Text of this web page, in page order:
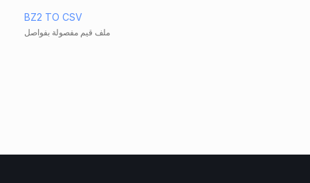
BZ2 TO CSV
ملف قيم مفصولة بفواصل